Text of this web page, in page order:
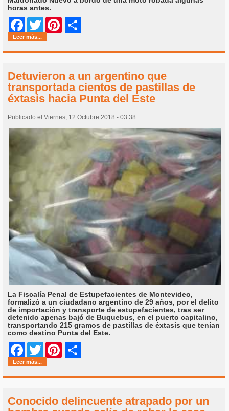
horas antes.
Facebook
Twitter Pinterest
Leer más...
Detuvieron a un argentino que
transportada cientos de pastillas de
éxtasis hacia Punta del Este
Publicado el Viernes, 12 Octubre 2018 - 03:38
La Fiscalía Penal de Estupefacientes de Montevideo,
formalizó a un ciudadano argentino de 29 años, por el delito
de importación y transporte de estupefacientes, tras ser
detenido apenas bajó de Buquebus, en el puerto capitalino,
transportando 215 gramos de pastillas de éxtasis que tenían
como destino Punta del Este.
Facebook
Twitter Pinterest
Leer más...
Conocido delincuente atrapado por un